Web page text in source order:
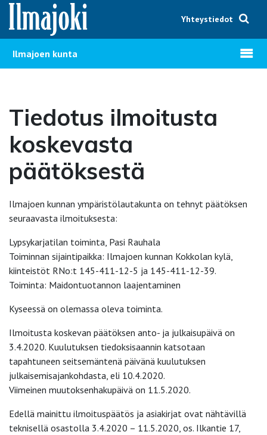
Hyppää sisältöön
Yhteystiedot
Ilmajoen kunta Avaa
Tiedotus ilmoitusta
koskevasta
päätöksestä
Ilmajoen kunnan ympäristölautakunta on tehnyt päätöksen
seuraavasta ilmoituksesta:
Lypsykarjatilan toiminta, Pasi Rauhala
Toiminnan sijaintipaikka: Ilmajoen kunnan Kokkolan kylä,
kiinteistöt RNo:t 145-411-12-5 ja 145-411-12-39.
Toiminta: Maidontuotannon laajentaminen
Kyseessä on olemassa oleva toiminta.
Ilmoitusta koskevan päätöksen anto- ja julkaisupäivä on
3.4.2020. Kuulutuksen tiedoksisaannin katsotaan
tapahtuneen seitsemäntenä päivänä kuulutuksen
julkaisemisajankohdasta, eli 10.4.2020.
Viimeinen muutoksenhakupäivä on 11.5.2020.
Edellä mainittu ilmoituspäätös ja asiakirjat ovat nähtävillä
teknisellä osastolla 3.4.2020 – 11.5.2020, os. Ilkantie 17,